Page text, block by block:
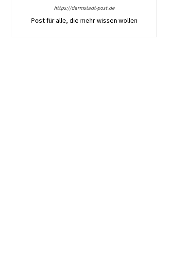
https://darmstadt-post.de
Post für alle, die mehr wissen wollen